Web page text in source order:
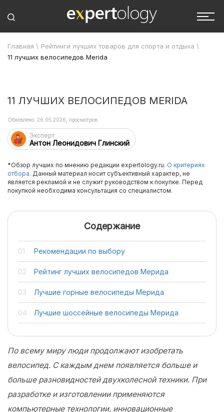
Главная \ Рейтинги лучших товаров для спорта и отдыха \
11 лучших велосипедов Merida
11 ЛУЧШИХ ВЕЛОСИПЕДОВ MERIDA
Эксперт
Антон Леонидович Глинский
Обновлено: 26.05.2026, просмотров:
*Обзор лучших по мнению редакции expertology.ru. О критериях
отбора. Данный материал носит субъективный характер, не
является рекламой и не служит руководством к покупке. Перед
покупкой необходима консультация со специалистом.
Содержание
Рекомендации по выбору
Рейтинг лучших велосипедов Мерида
Лучшие горные велосипеды Мерида
Лучшие шоссейные велосипеды Мерида
По всему миру люди продолжают изобретать
велосипед. С каждым днем появляется больше и
больше разновидностей двухколесной техники. При
разработке и изготовлении применяются
компьютерные технологии, инновационные